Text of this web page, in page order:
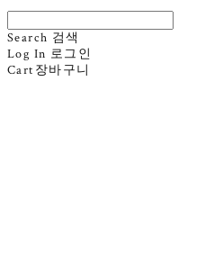
Search 검색
Log In 로그인
Cart 장바구니